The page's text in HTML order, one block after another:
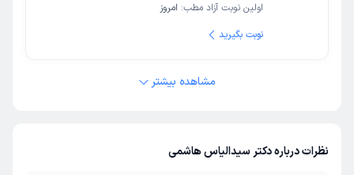
اولین نوبت آزاد مطب: امروز
نوبت بگیرید
مشاهده بیشتر
نظرات درباره دکتر سیدالیاس هاشمی